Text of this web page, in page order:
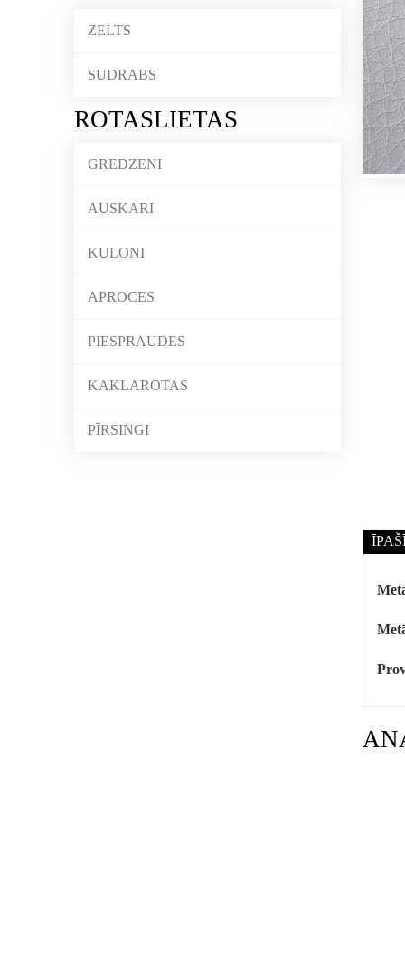
ZELTS
SUDRABS
ROTASLIETAS
GREDZENI
AUSKARI
KULONI
APROCES
PIESPRAUDES
KAKLAROTAS
PĪRSINGI